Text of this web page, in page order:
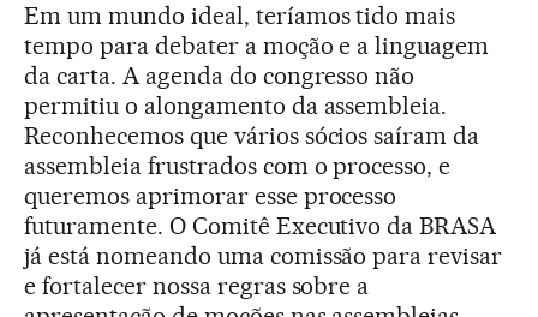
Em um mundo ideal, teríamos tido mais
tempo para debater a moção e a linguagem
da carta. A agenda do congresso não
permitiu o alongamento da assembleia.
Reconhecemos que vários sócios saíram da
assembleia frustrados com o processo, e
queremos aprimorar esse processo
futuramente. O Comitê Executivo da BRASA
já está nomeando uma comissão para revisar
e fortalecer nossa regras sobre a